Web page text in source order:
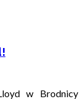
w Brodnicy